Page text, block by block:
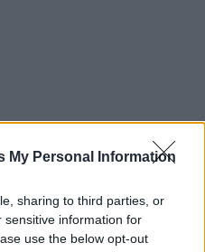
My Personal Information
sharing to third parties, or
sensitive information for
use the below opt-out